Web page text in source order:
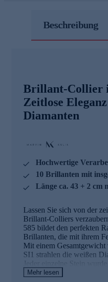
Beschreibung
Brillant-Collier
Zeitlose
Diamanten
Hochwertige
10 Brillanten mit
Länge ca. 43 + 2 cm
Lassen Sie sich von der
Brillant-Colliers
585 bildet den perfekten
Brillanten, die mit ihrem
Mit einem
SI1 strahlen die weißen
Jeder einzelne Stein
meisterhaft in das edle
Mehr lesen